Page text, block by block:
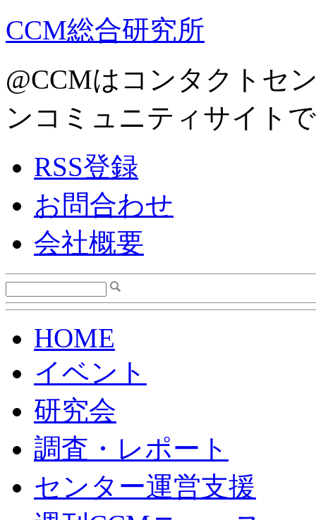
CCM総合研究所
@CCMはコンタクトセ
ンコミュニティサイト
RSS登録
お問合わせ
会社概要
HOME
イベント
研究会
調査・レポート
センター運営支援